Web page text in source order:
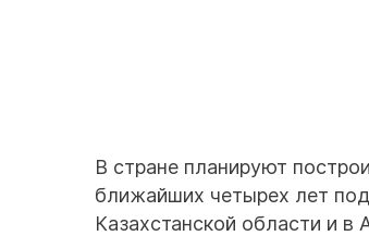
В стране планируют
ближайших четырех лет
Казахстанской области и в